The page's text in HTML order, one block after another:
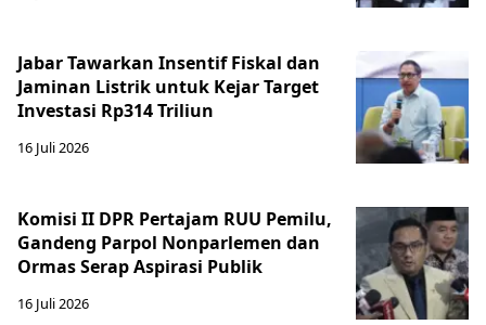
Jabar Tawarkan Insentif Fiskal dan
Jaminan Listrik untuk Kejar Target
Investasi Rp314 Triliun
16 Juli 2026
Komisi II DPR Pertajam RUU Pemilu,
Gandeng Parpol Nonparlemen dan
Ormas Serap Aspirasi Publik
16 Juli 2026